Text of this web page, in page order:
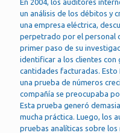
un análisis de los débitos y
una empresa eléctrica,
perpetrado por el personal
primer paso de su
identificar a los clientes con
cantidades facturadas.
una prueba de números
compañía se preocupaba
Esta prueba generó
mucha práctica. Luego, los
pruebas analíticas sobre